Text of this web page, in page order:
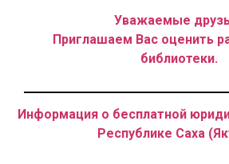
Уважаемые
Приглашаем Вас оценить
библиотеки.
Информация о бесплатной
Республике Саха